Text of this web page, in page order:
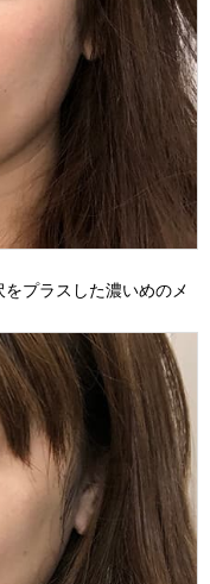
プラスした濃いめのメ